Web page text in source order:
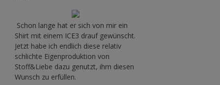
Schon lange hat er sich von mir ein
Shirt mit einem ICE3 drauf gewünscht.
Jetzt habe ich endlich diese relativ
schlichte Eigenproduktion von
Stoff&Liebe dazu genutzt, ihm diesen
Wunsch zu erfüllen.